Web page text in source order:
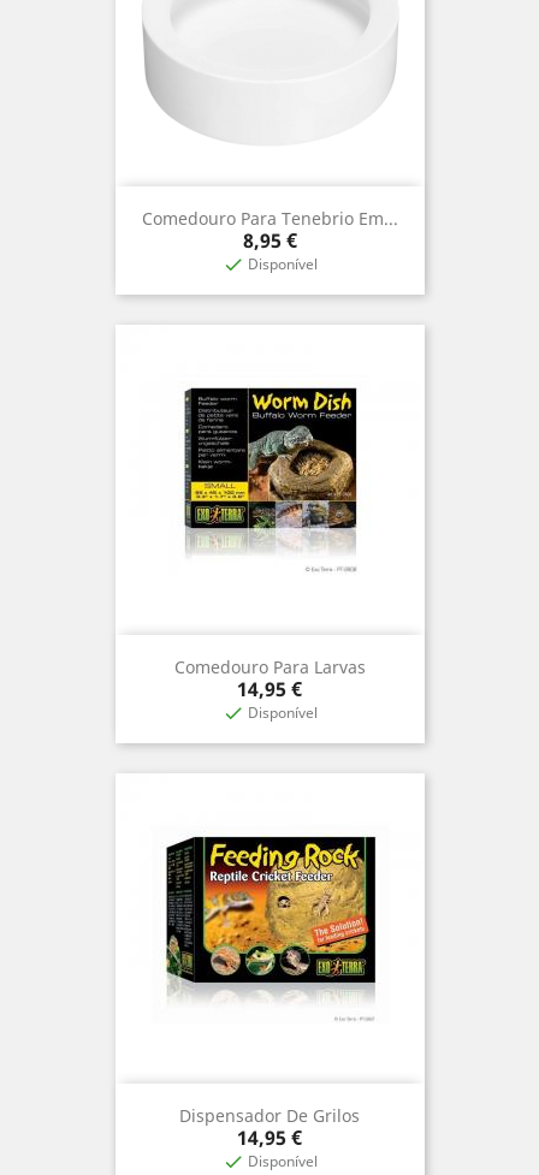
Comedouro Para Tenebrio Em...
Prix
8,95 €
 Disponível
Comedouro Para Larvas
Prix
14,95 €
 Disponível
Dispensador De Grilos
Prix
14,95 €
 Disponível